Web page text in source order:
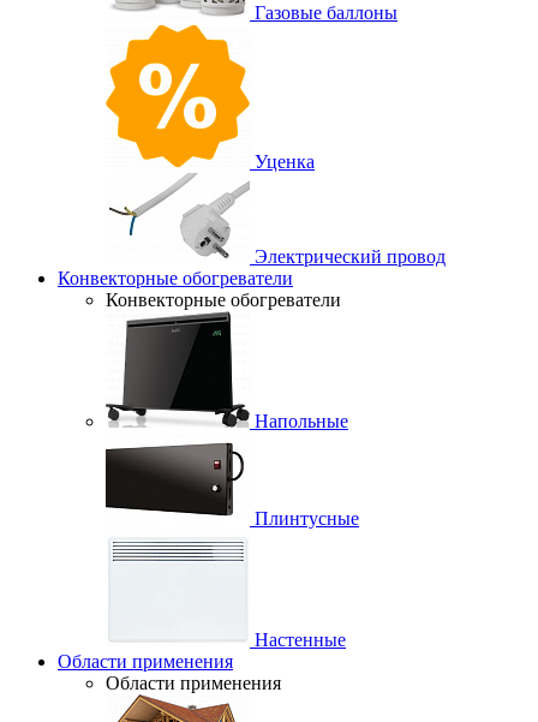
Газовые баллоны
Уценка
Электрический провод
Конвекторные обогреватели
Конвекторные обогреватели
Напольные
Плинтусные
Настенные
Области применения
Области применения